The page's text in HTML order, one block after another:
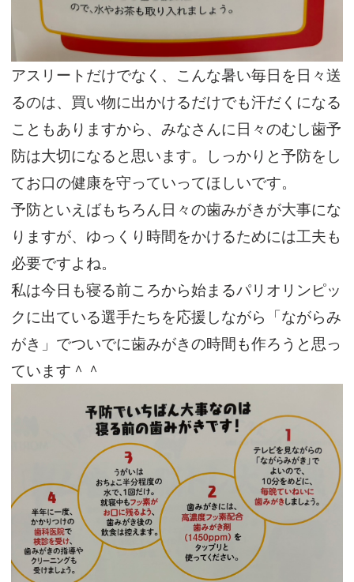
アスリートだけでなく、こんな暑い毎日を日々送
るのは、買い物に出かけるだけでも汗だくになる
こともありますから、みなさんに日々のむし歯予
防は大切になると思います。しっかりと予防をし
てお口の健康を守っていってほしいです。
予防といえばもちろん日々の歯みがきが大事にな
りますが、ゆっくり時間をかけるためには工夫も
必要ですよね。
私は今日も寝る前ころから始まるパリオリンピッ
クに出ている選手たちを応援しながら「ながらみ
がき」でついでに歯みがきの時間も作ろうと思っ
ています＾＾